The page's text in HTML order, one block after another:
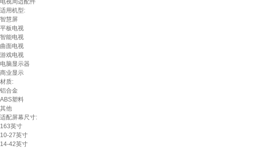
电视周边配件
适用机型:
智慧屏
平板电视
智能电视
曲面电视
游戏电视
电脑显示器
商业显示
材质:
铝合金
ABS塑料
其他
适配屏幕尺寸:
163英寸
10-27英寸
14-42英寸